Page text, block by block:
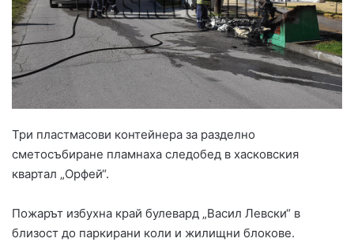
Три пластмасови контейнера за разделно
сметосъбиране пламнаха следобед в хасковския
квартал „Орфей“.
Пожарът избухна край булевард „Васил Левски“ в
близост до паркирани коли и жилищни блокове.